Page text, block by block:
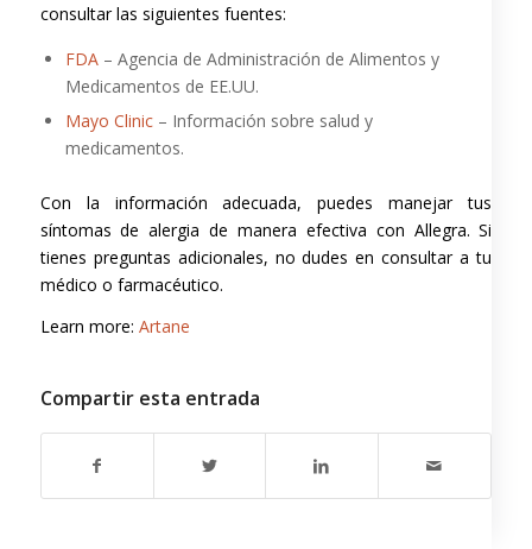
consultar las siguientes fuentes:
FDA– Agencia de Administración de Alimentos y
Medicamentos de EE.UU.
Mayo Clinic– Información sobre salud y
medicamentos.
Con la información adecuada, puedes manejar tus
síntomas de alergia de manera efectiva con Allegra. Si
tienes preguntas adicionales, no dudes en consultar a tu
médico o farmacéutico.
Learn more: Artane
Compartir esta entrada